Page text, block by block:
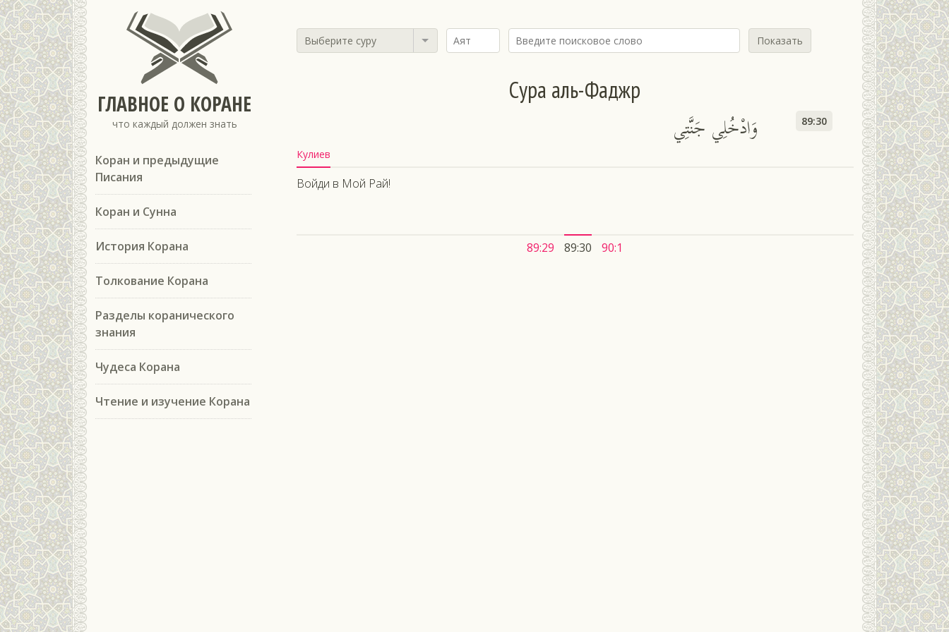
ГЛАВНОЕ О КОРАНЕ
что каждый должен знать
Коран и предыдущие
Писания
Коран и Сунна
История Корана
Толкование Корана
Разделы коранического
знания
Чудеса Корана
Чтение и изучение Корана
Выберите суру Показать
Сура аль-Фаджр
وَادْخُلِي جَنَّتِي 89:30
Кулиев
Войди в Мой Рай!
89:29 89:30 90:1